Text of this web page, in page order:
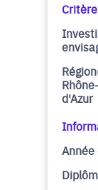
d'Azur